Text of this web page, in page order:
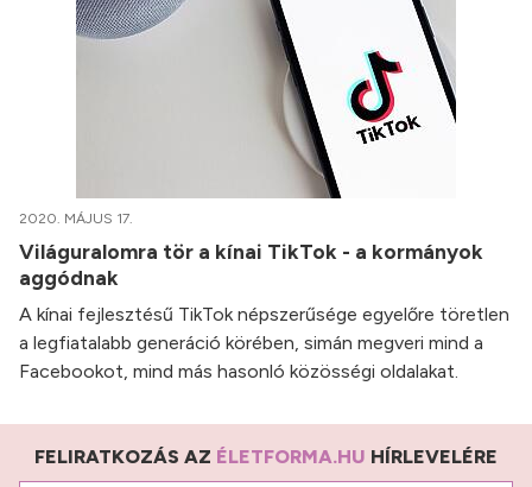
2020. MÁJUS 17.
Világuralomra tör a kínai TikTok - a kormányok
aggódnak
A kínai fejlesztésű TikTok népszerűsége egyelőre töretlen
a legfiatalabb generáció körében, simán megveri mind a
Facebookot, mind más hasonló közösségi oldalakat.
FELIRATKOZÁS AZ ÉLETFORMA.HU HÍRLEVELÉRE